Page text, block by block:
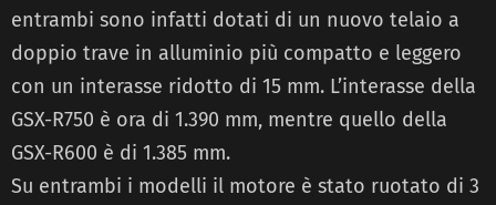
entrambi sono infatti dotati di un nuovo telaio a
doppio trave in alluminio più compatto e leggero
con un interasse ridotto di 15 mm. L’interasse della
GSX-R750 è ora di 1.390 mm, mentre quello della
GSX-R600 è di 1.385 mm.
Su entrambi i modelli il motore è stato ruotato di 3